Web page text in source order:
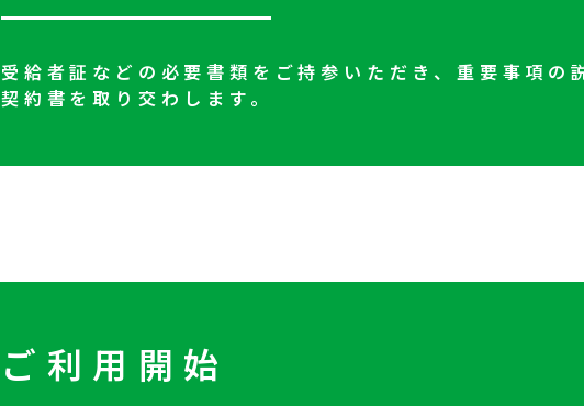
受給者証などの必要書類をご持参いただき、重要事項の
契約書を取り交わします。
ご利用開始